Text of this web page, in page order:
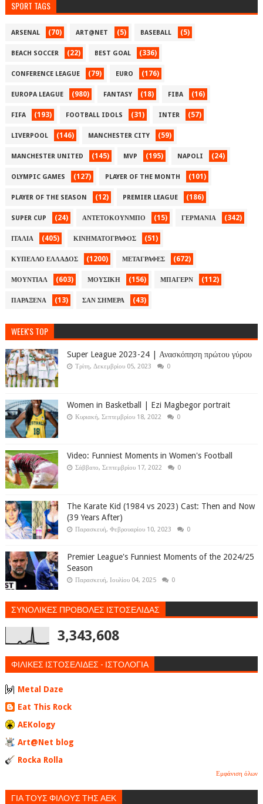
SPORT TAGS
ARSENAL (70) ART@NET (5) BASEBALL (5)
BEACH SOCCER (22) BEST GOAL (336)
CONFERENCE LEAGUE (79) EURO (176)
EUROPA LEAGUE (980) FANTASY (18) FIBA (16)
FIFA (193) FOOTBALL IDOLS (31) INTER (57)
LIVERPOOL (146) MANCHESTER CITY (59)
MANCHESTER UNITED (145) MVP (195) NAPOLI (24)
OLYMPIC GAMES (127) PLAYER OF THE MONTH (101)
PLAYER OF THE SEASON (12) PREMIER LEAGUE (186)
SUPER CUP (24) ΑΝΤΕΤΟΚΟΥΝΜΠΟ (15) ΓΕΡΜΑΝΙΑ (342)
ΙΤΑΛΙΑ (405) ΚΙΝΗΜΑΤΟΓΡΑΦΟΣ (51)
ΚΥΠΕΛΛΟ ΕΛΛΑΔΟΣ (1200) ΜΕΤΑΓΡΑΦΕΣ (672)
ΜΟΥΝΤΙΑΛ (603) ΜΟΥΣΙΚΗ (156) ΜΠΑΓΕΡΝ (112)
ΠΑΡΑΞΕΝΑ (13) ΣΑΝ ΣΗΜΕΡΑ (43)
WEEK'S TOP
Super League 2023-24 | Ανασκόπηση πρώτου γύρου
Τρίτη, Δεκεμβρίου 05, 2023 0
Women in Basketball | Ezi Magbegor portrait
Κυριακή, Σεπτεμβρίου 18, 2022 0
Video: Funniest Moments in Women's Football
Σάββατο, Σεπτεμβρίου 17, 2022 0
The Karate Kid (1984 vs 2023) Cast: Then and Now
(39 Years After)
Παρασκευή, Φεβρουαρίου 10, 2023 0
Premier League's Funniest Moments of the 2024/25
Season
Παρασκευή, Ιουλίου 04, 2025 0
ΣΥΝΟΛΙΚΕΣ ΠΡΟΒΟΛΕΣ ΙΣΤΟΣΕΛΙΔΑΣ
3,343,608
ΦΙΛΙΚΕΣ ΙΣΤΟΣΕΛΙΔΕΣ - ΙΣΤΟΛΟΓΙΑ
Metal Daze
Eat This Rock
AEKology
Art@Net blog
Rocka Rolla
Εμφάνιση όλων
ΓΙΑ ΤΟΥΣ ΦΙΛΟΥΣ ΤΗΣ ΑΕΚ